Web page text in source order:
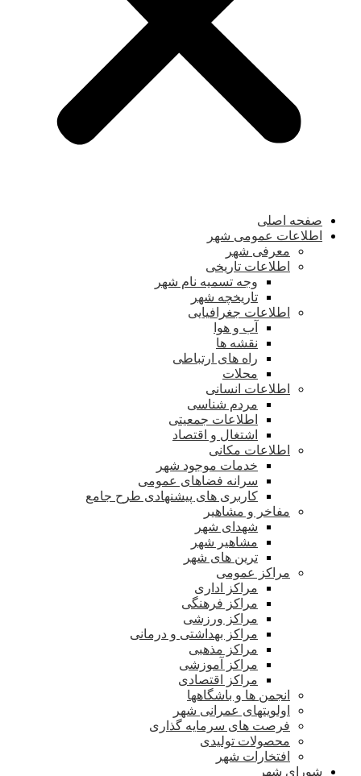
صفحه اصلی
اطلاعات عمومی شهر
معرفی شهر
اطلاعات تاریخی
وجه تسمیه نام شهر
تاریخچه شهر
اطلاعات جغرافیایی
آب و هوا
نقشه ها
راه های ارتباطی
محلات
اطلاعات انسانی
مردم شناسی
اطلاعات جمعیتی
اشتغال و اقتصاد
اطلاعات مکانی
خدمات موجود شهر
سرانه فضاهای عمومی
کاربری های پیشنهادی طرح جامع
مفاخر و مشاهیر
شهدای شهر
مشاهیر شهر
ترین های شهر
مراکز عمومی
مراکز اداری
مراکز فرهنگی
مراکز ورزشی
مراکز بهداشتی و درمانی
مراکز مذهبی
مراکز آموزشی
مراکز اقتصادی
انجمن ها و باشگاهها
اولویتهای عمرانی شهر
فرصت های سرمایه گذاری
محصولات تولیدی
افتخارات شهر
شورای شهر